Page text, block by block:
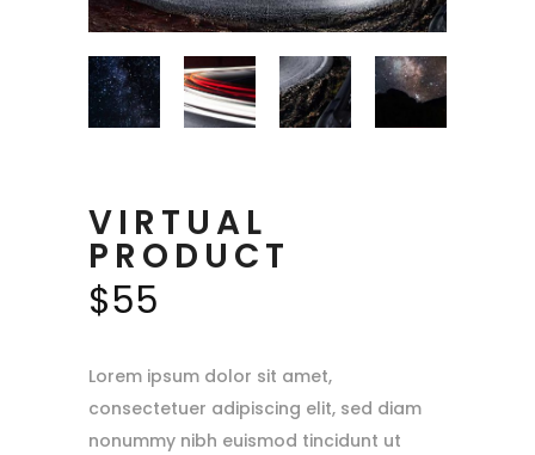
VIRTUAL
PRODUCT
$55
Lorem ipsum dolor sit amet,
consectetuer adipiscing elit, sed diam
nonummy nibh euismod tincidunt ut